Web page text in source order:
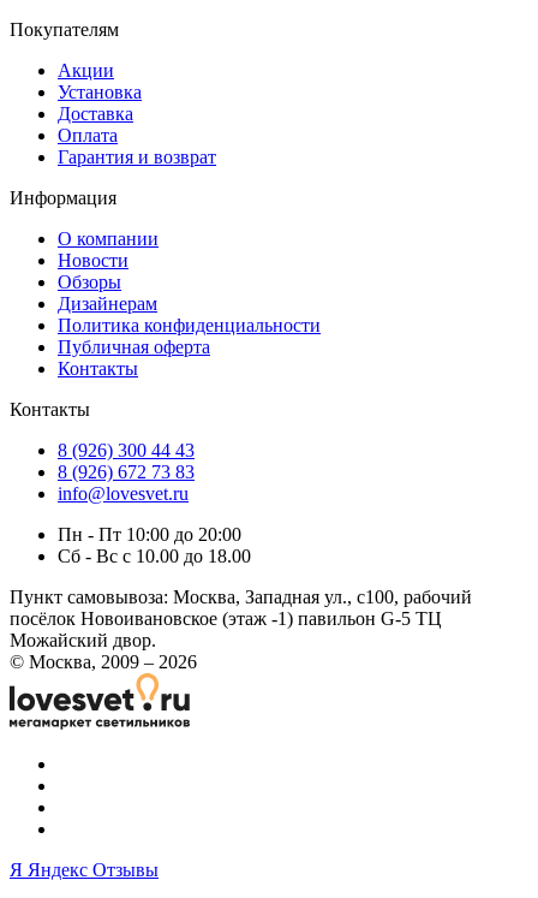
Покупателям
Акции
Установка
Доставка
Оплата
Гарантия и возврат
Информация
О компании
Новости
Обзоры
Дизайнерам
Политика конфиденциальности
Публичная оферта
Контакты
Контакты
8 (926) 300 44 43
8 (926) 672 73 83
info@lovesvet.ru
Пн - Пт 10:00 до 20:00
Сб - Вс с 10.00 до 18.00
Пункт самовывоза: Москва, Западная ул., с100, рабочий
посёлок Новоивановское (этаж -1) павильон G-5 ТЦ
Можайский двор.
© Москва, 2009 – 2026
Я Яндекс Отзывы